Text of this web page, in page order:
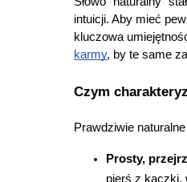
intuicji. Aby mieć
kluczowa
karmy, by te same
Czym
Prawdziwie
Prosty,
pierś z kaczki,